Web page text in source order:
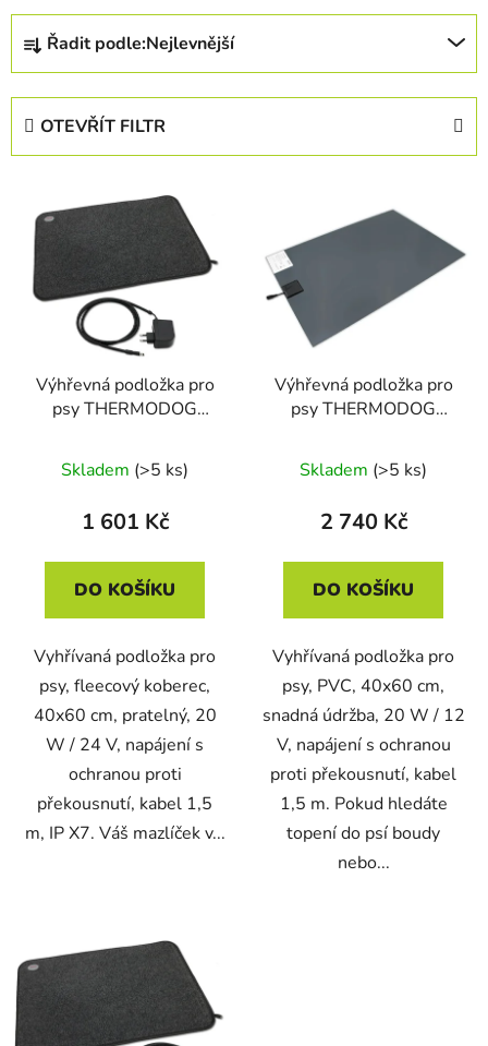
Ř
z
Řadit podle:Nejlevnější
OTEVŘÍT FILTR
Výhřevná podložka pro
psy THERMODOG
koberec 40x60cm
Skladem (>5 ks)
1 601 Kč
DO KOŠÍKU
Vyhřívaná podložka pro
psy, fleecový koberec,
40x60 cm, pratelný, 20
W / 24 V, napájení s
ochranou proti
překousnutí, kabel 1,5
m, IP X7. Váš mazlíček v...
Výhřevná podložka pro
psy THERMODOG
40X60cm
Skladem (>5 ks)
2 740 Kč
DO KOŠÍKU
Vyhřívaná podložka pro
psy, PVC, 40x60 cm,
snadná údržba, 20 W / 12
V, napájení s ochranou
proti překousnutí, kabel
1,5 m. Pokud hledáte
topení do psí boudy
nebo...